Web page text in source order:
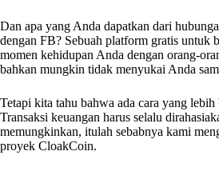
Dan apa yang Anda dapatkan dari
dengan FB? Sebuah platform gratis untuk
momen kehidupan Anda dengan orang-
bahkan mungkin tidak menyukai Anda
Tetapi kita tahu bahwa ada cara yang lebih
Transaksi keuangan harus selalu
memungkinkan, itulah sebabnya kami
proyek CloakCoin.